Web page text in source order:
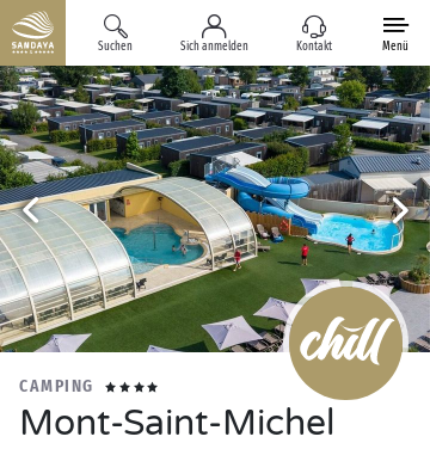
Suchen Sich anmelden Kontakt Menü
CAMPING
Mont-Saint-Michel